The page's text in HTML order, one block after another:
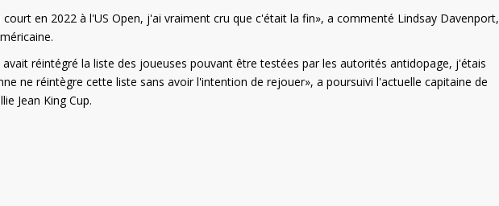
en 2022 à l'US Open, j'ai vraiment cru que c'était la fin», a commenté Lindsay Davenport,
avait réintégré la liste des joueuses pouvant être testées par les autorités antidopage, j'étais
ne réintègre cette liste sans avoir l'intention de rejouer», a poursuivi l'actuelle capitaine de
Jean King Cup.